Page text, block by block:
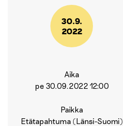
30.9.
2022
Aika
pe 30.09.2022 12:00
Paikka
Etätapahtuma (Länsi-Suomi)